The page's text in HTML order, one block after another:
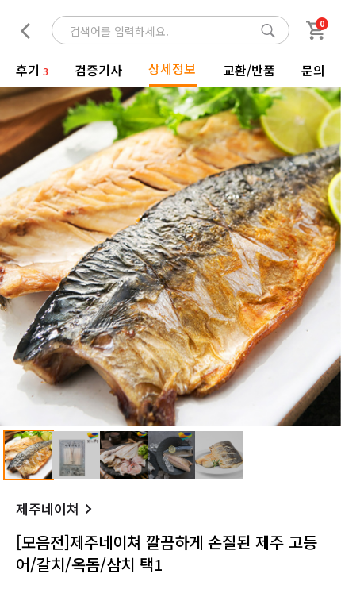
0
후기 3 검증기사 상세정보 교환/반품 문의
제주네이쳐
[모음전]제주네이쳐 깔끔하게 손질된 제주 고등
어/갈치/옥돔/삼치 택1